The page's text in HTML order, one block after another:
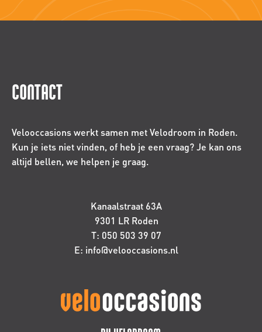
CONTACT
Velooccasions werkt samen met Velodroom in Roden.
Kun je iets niet vinden, of heb je een vraag? Je kan ons
altijd bellen, we helpen je graag.
Kanaalstraat 63A
9301 LR Roden
T: 050 503 39 07
E: info@velooccasions.nl